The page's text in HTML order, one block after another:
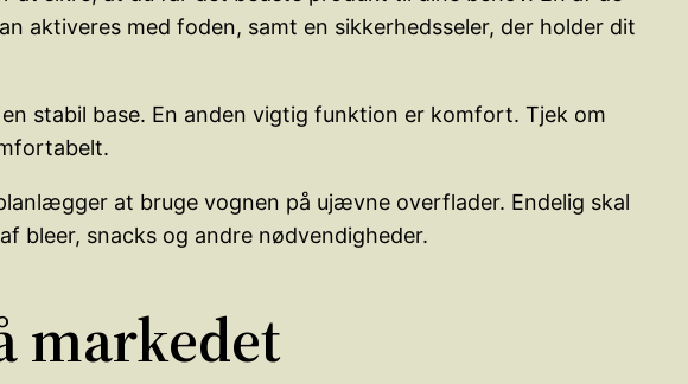
aktiveres med foden, samt en sikkerhedsseler, der holder dit
stabil base. En anden vigtig funktion er komfort. Tjek om
at bruge vognen på ujævne overflader. Endelig skal
bleer, snacks og andre nødvendigheder.
markedet